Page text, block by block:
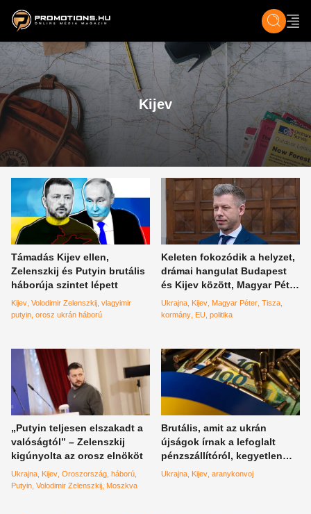
ZENE, FILM & KULT ÉLET TECH &
Kijev
Támadás Kijev ellen,
Zelenszkij és Putyin brutális
háborúja szintet lépett
Kijev Volodimir Zelenszkij vlagyimir
putyin orosz ukrán háború
Keleten fokozódik a helyzet,
drámai hangulat Budapest
és Kijev között, Magyar Péter
felszólalt
Ukrajna Kijev Magyar Péter Tisza
kormány EU politika
„Putyin teljesen elszakadt a
valóságtól” – Zelenszkij
kigúnyolta az orosz elnököt
Ukrajna Kijev Oroszország háború
Putyin Volodimir Zelenszkij Moszkva
Brutális, amit az ukrán
újságok írnak a lefoglalt
pénzszállítóról, kegyetlen
lépésre készülnek Kijevben
Ukrajna Kijev aranykonvoj